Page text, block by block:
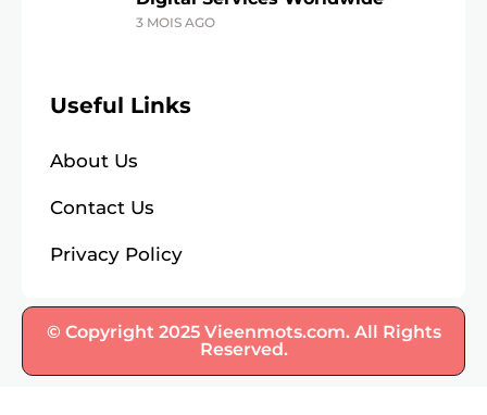
3 MOIS AGO
Useful Links
About Us
Contact Us
Privacy Policy
© Copyright 2025 Vieenmots.com. All Rights
Reserved.